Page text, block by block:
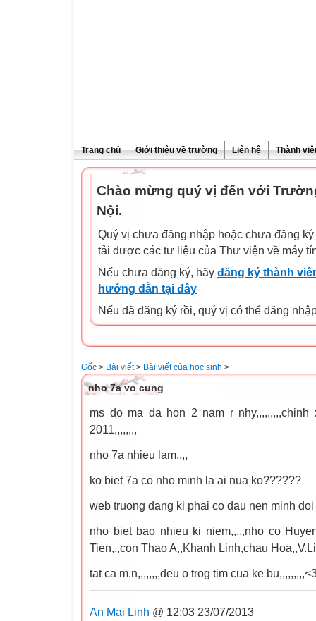
Trang chủ Giới thiệu về trường Liên hệ Thành
Chào mừng quý vị đến với
Nội.
Quý vị chưa đăng nhập hoặc chưa đăng
tải được các tư liệu của Thư viện về máy
Nếu chưa đăng ký, hãy đăng ký thành
hướng dẫn tại đây
Nếu đã đăng ký rồi, quý vị có thể đăng
Gốc > Bài viết> Bài viết của học sinh >
nho 7a vo cung
ms do ma da hon 2 nam r
2011,,,,,,,,
nho 7a nhieu lam,,,,
ko biet 7a co nho minh la ai nua ko??????
web truong dang ki phai co dau nen minh doi
nho biet bao nhieu ki niem,,,,,nho co
Tien,,,con Thao A,,Khanh Linh,chau
tat ca m.n,,,,,,,,deu o trog tim cua ke
An Mai Linh @ 12:03 23/07/2013